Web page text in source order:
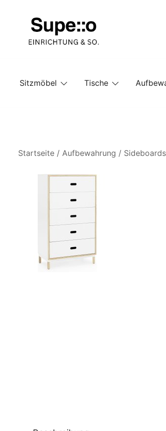
Sitzmöbel
Tische
Startseite / Aufbewahrung / Sideboards